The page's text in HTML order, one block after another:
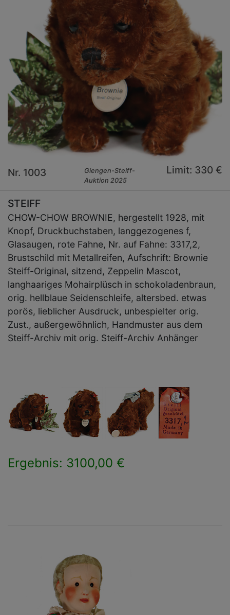
Nr. 1003
Giengen-Steiff-
Auktion 2025
Limit: 330 €
STEIFF
CHOW-CHOW BROWNIE, hergestellt 1928, mit
Knopf, Druckbuchstaben, langgezogenes f,
Glasaugen, rote Fahne, Nr. auf Fahne: 3317,2,
Brustschild mit Metallreifen, Aufschrift: Brownie
Steiff-Original, sitzend, Zeppelin Mascot,
langhaariges Mohairplüsch in schokoladenbraun,
orig. hellblaue Seidenschleife, altersbed. etwas
porös, lieblicher Ausdruck, unbespielter orig.
Zust., außergewöhnlich, Handmuster aus dem
Steiff-Archiv mit orig. Steiff-Archiv Anhänger
Ergebnis: 3100,00 €